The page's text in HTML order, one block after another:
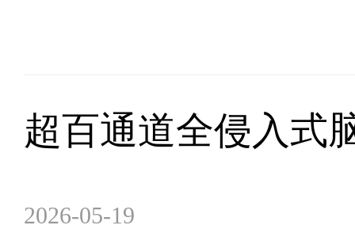
超百通道全侵入式
2026-05-19